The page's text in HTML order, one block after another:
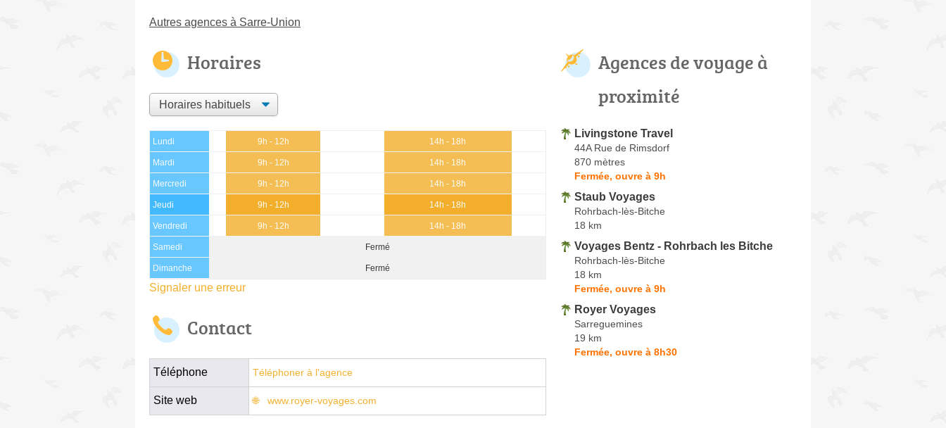
Autres agences à Sarre-Union
Horaires
Lundi 9h - 12h 14h - 18h
Mardi 9h - 12h 14h - 18h
Mercredi 9h - 12h 14h - 18h
Jeudi 9h - 12h 14h - 18h
Vendredi 9h - 12h 14h - 18h
Samedi Fermé
Dimanche Fermé
Signaler une erreur
Contact
Téléphone Téléphoner à l'agence
Site web www.royer-voyages.com
Agences de voyage à
proximité
Livingstone Travel
44A Rue de Rimsdorf
870 mètres
Fermée, ouvre à 9h
Staub Voyages
Rohrbach-lès-Bitche
18 km
Voyages Bentz - Rohrbach les Bitche
Rohrbach-lès-Bitche
18 km
Fermée, ouvre à 9h
Royer Voyages
Sarreguemines
19 km
Fermée, ouvre à 8h30